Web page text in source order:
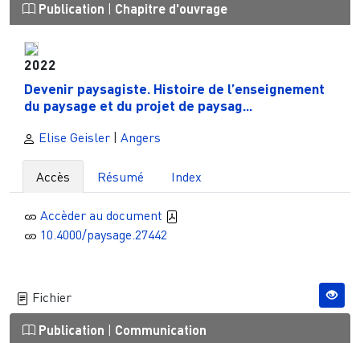
Publication Chapitre d'ouvrage
2022
Devenir paysagiste. Histoire de l’enseignement
du paysage et du projet de paysag...
Elise Geisler | Angers
Accès Résumé Index
Accèder au document
10.4000/paysage.27442
Fichier
Publication Communication